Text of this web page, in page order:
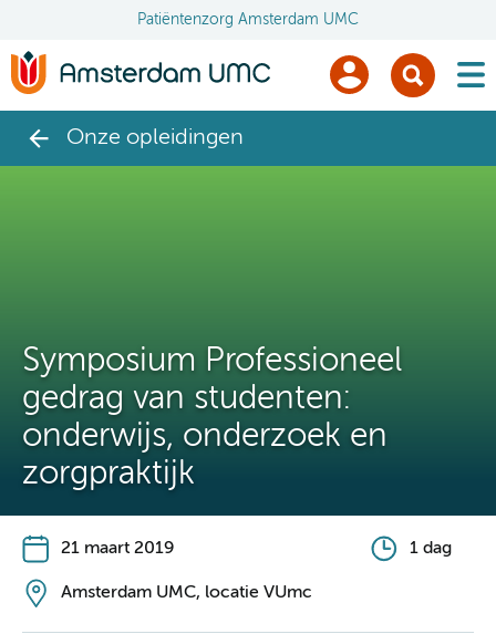
Patiëntenzorg Amsterdam UMC
Onze opleidingen
Symposium Professioneel
gedrag van studenten:
onderwijs, onderzoek en
zorgpraktijk
21 maart 2019 1 dag
Amsterdam UMC, locatie VUmc